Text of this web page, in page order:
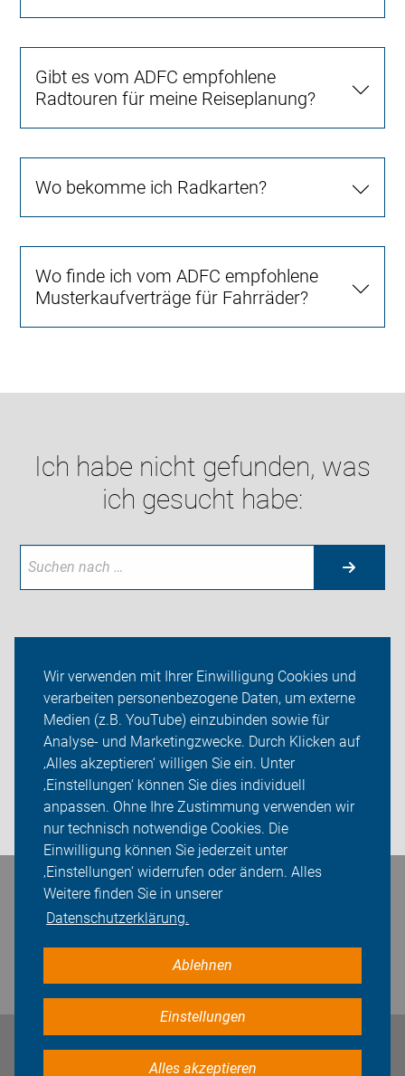
Wir verwenden mit Ihrer Einwilligung Cookies und
verarbeiten personenbezogene Daten, um externe
Medien (z.B. YouTube) einzubinden sowie für
Analyse- und Marketingzwecke. Durch Klicken auf
‚Alles akzeptieren‘ willigen Sie ein. Unter
‚Einstellungen‘ können Sie dies individuell
anpassen. Ohne Ihre Zustimmung verwenden wir
nur technisch notwendige Cookies. Die
Einwilligung können Sie jederzeit unter
‚Einstellungen‘ widerrufen oder ändern. Alles
Weitere finden Sie in unserer
Datenschutzerklärung.
Ablehnen
Einstellungen
Alles akzeptieren
Gibt es vom ADFC empfohlene
Radtouren für meine Reiseplanung?
Wo bekomme ich Radkarten?
Wo finde ich vom ADFC empfohlene
Musterkaufverträge für Fahrräder?
Ich habe nicht gefunden, was
ich gesucht habe:
ADFC Delmenhorst
Sei dabei
Presse
Login
Bleiben Sie in Kontakt